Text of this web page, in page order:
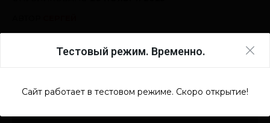
Тестовый режим. Временно.
Сайт работает в тестовом режиме. Скоро открытие!